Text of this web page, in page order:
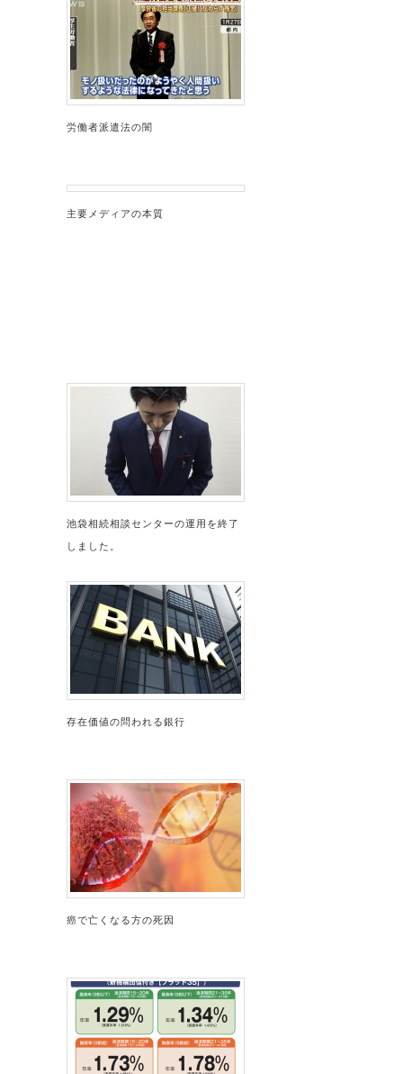
労働者派遣法の闇
主要メディアの本質
池袋相続相談センターの運用を終了
しました。
存在価値の問われる銀行
癌で亡くなる方の死因